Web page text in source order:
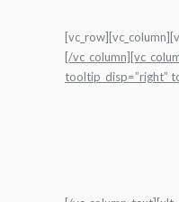
[/
tooltip_disp=”right”